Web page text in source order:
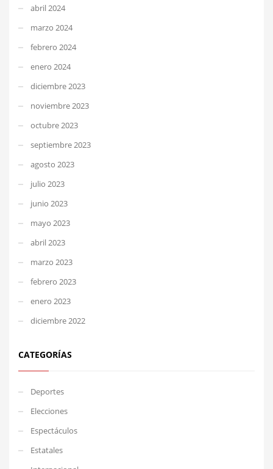
abril 2024
marzo 2024
febrero 2024
enero 2024
diciembre 2023
noviembre 2023
octubre 2023
septiembre 2023
agosto 2023
julio 2023
junio 2023
mayo 2023
abril 2023
marzo 2023
febrero 2023
enero 2023
diciembre 2022
CATEGORÍAS
Deportes
Elecciones
Espectáculos
Estatales